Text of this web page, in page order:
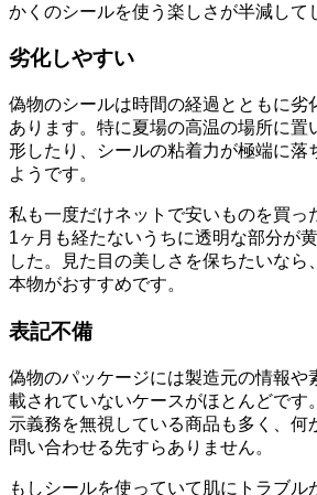
かくのシールを使う楽しさが半減して
劣化しやすい
偽物のシールは時間の経過とともに劣
あります。特に夏場の高温の場所に置
形したり、シールの粘着力が極端に落
ようです。
私も一度だけネットで安いものを買っ
1ヶ月も経たないうちに透明な部分が
した。見た目の美しさを保ちたいなら
本物がおすすめです。
表記不備
偽物のパッケージには製造元の情報や
載されていないケースがほとんどです
示義務を無視している商品も多く、何
問い合わせる先すらありません。
もしシールを使っていて肌にトラブル